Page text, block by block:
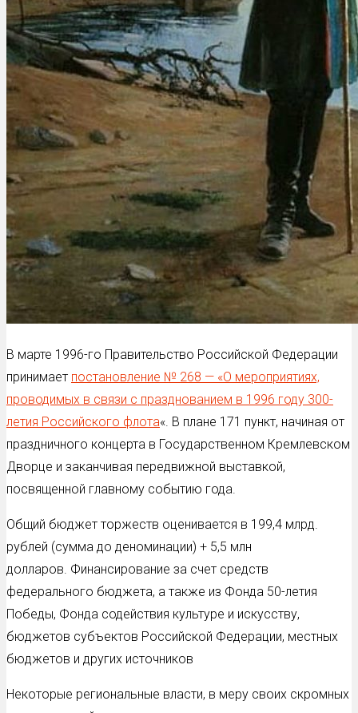
В марте 1996-го Правительство Российской Федерации
принимает постановление № 268 — «О мероприятиях,
проводимых в связи с празднованием в 1996 году 300-
летия Российского флота«. В плане 171 пункт, начиная от
праздничного концерта в Государственном Кремлевском
Дворце и заканчивая передвижной выставкой,
посвященной главному событию года.
Общий бюджет торжеств оценивается в 199,4 млрд.
рублей (сумма до деноминации) + 5,5 млн
долларов. Финансирование за счет средств
федерального бюджета, а также из Фонда 50-летия
Победы, Фонда содействия культуре и искусству,
бюджетов субъектов Российской Федерации, местных
бюджетов и других источников
Некоторые региональные власти, в меру своих скромных